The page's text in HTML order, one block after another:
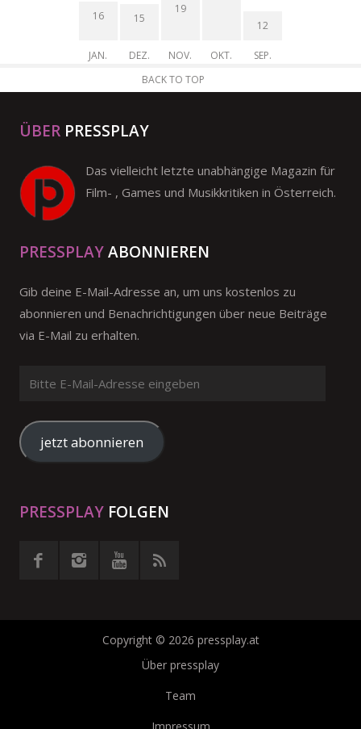
16
JAN.
15
DEZ.
19
NOV. OKT.
12
SEP.
BACK TO TOP
ÜBER PRESSPLAY
Das vielleicht letzte unabhängige Magazin für
Film- , Games und Musikkritiken in Österreich.
PRESSPLAYABONNIEREN
Gib deine E-Mail-Adresse an, um uns kostenlos zu
abonnieren und Benachrichtigungen über neue Beiträge
via E-Mail zu erhalten.
Mail-
Adresse
eingeben
jetzt abonnieren
PRESSPLAY FOLGEN
Copyright © 2026 pressplay.at
Über pressplay
Team